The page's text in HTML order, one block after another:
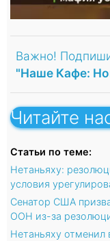
Важно!
"Наше Кафе:
Читайте
Статьи по теме:
Нетаньяху:
условия
Сенатор США
ООН из-за
Нетаньяху отменил